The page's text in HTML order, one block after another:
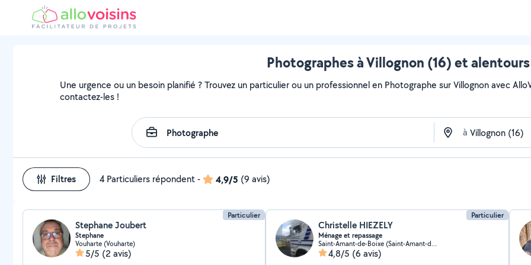
Photographes à Villognon (16) et alentours
Une urgence ou un besoin planifié ? Trouvez un particulier ou un professionnel en Photographe sur Villognon avec
contactez-les !
à
Filtres 4 Particuliers répondent- 4,9/5 (9 avis)
Particulier
Stephane Joubert
Stephane
Vouharte (Vouharte)
5/5 (2 avis)
Particulier
Christelle HIEZELY
Ménage et repassage
Saint-Amant-de-Boixe (Saint-Amant-de-Boixe)
4,8/5 (6 avis)